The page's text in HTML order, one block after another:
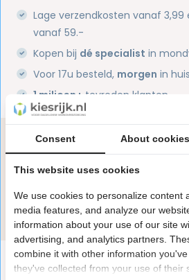
Lage verzendkosten vanaf 3,99
vanaf 59.-
Kopen bij dé specialist in
Voor 17u besteld, morgen in huis
1 miljoen+ tevreden klanten
Productomschrijving
Heb je een vraag over
in de chat of stuur
Stuur e-mail
Consent About cookies
This website uses cookies
We use cookies to personalize content
media features, and analyze our
information about your use of our site
advertising, and analytics partners.
combine it with other information
they've collected from your use of their